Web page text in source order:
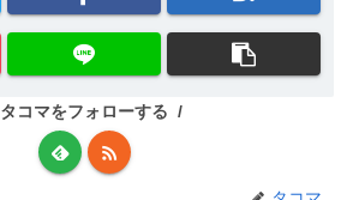
タコマをフォローする